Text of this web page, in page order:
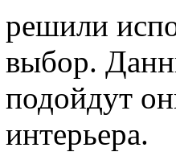
решили
выбор.
подойдут
интерьера.